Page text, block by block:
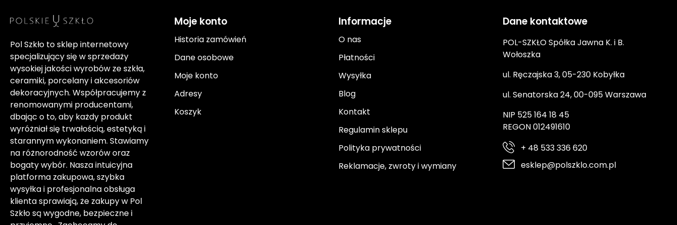
Pol Szkło to sklep internetowy
specjalizujący się w sprzedaży
wysokiej jakości wyrobów ze szkła,
ceramiki, porcelany i akcesoriów
dekoracyjnych. Współpracujemy z
renomowanymi producentami,
dbając o to, aby każdy produkt
wyróżniał się trwałością, estetyką i
starannym wykonaniem. Stawiamy
na różnorodność wzorów oraz
bogaty wybór. Nasza intuicyjna
platforma zakupowa, szybka
wysyłka i profesjonalna obsługa
klienta sprawiają, że zakupy w Pol
Szkło są wygodne, bezpieczne i
Moje konto
Historia zamówień
Dane osobowe
Moje konto
Adresy
Koszyk
Informacje
O nas
Płatności
Wysyłka
Blog
Kontakt
Regulamin sklepu
Polityka prywatności
Reklamacje, zwroty i wymiany
Dane kontaktowe
POL-SZKŁO Spółka Jawna K. i B.
Wołoszka
ul. Ręczajska 3, 05-230 Kobyłka
ul. Senatorska 24, 00-095 Warszawa
NIP 525 164 18 45
REGON 012491610
+ 48 533 336 620
esklep@polszklo.com.pl